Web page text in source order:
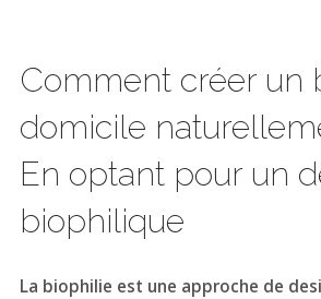
Comment créer un
domicile
En optant pour un
biophilique
La biophilie est une approche de